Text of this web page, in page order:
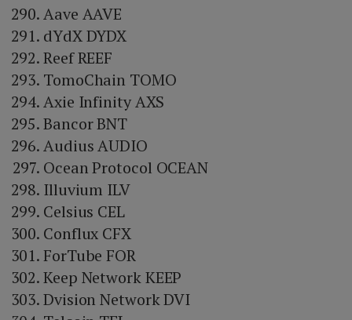
Aave AAVE
dYdX DYDX
Reef REEF
TomoChain TOMO
Axie Infinity AXS
Bancor BNT
Audius AUDIO
Ocean Protocol OCEAN
Illuvium ILV
Celsius CEL
Conflux CFX
ForTube FOR
Keep Network KEEP
Dvision Network DVI